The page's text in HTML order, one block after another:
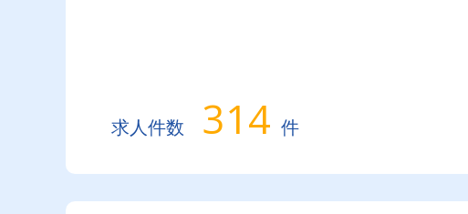
求人件数 314 件